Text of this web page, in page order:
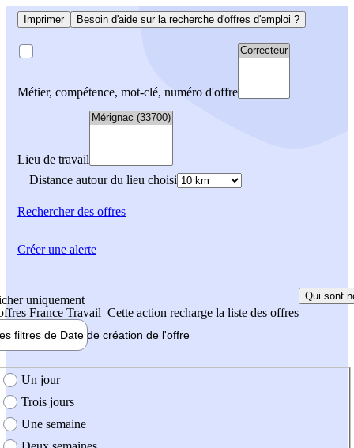
Imprimer Besoin d'aide sur la recherche d'offres d'emploi ?
Métier, compétence, mot-clé, numéro d'offre
Lieu de travail
Distance autour du lieu choisi
Rechercherdes offres
uniquement
France Travail Cette action recharge la liste des offres
Qui sont
filtres de Date de création de l'offre
création de l'offre
Un jour
Trois jours
Une semaine
Créer une alerte